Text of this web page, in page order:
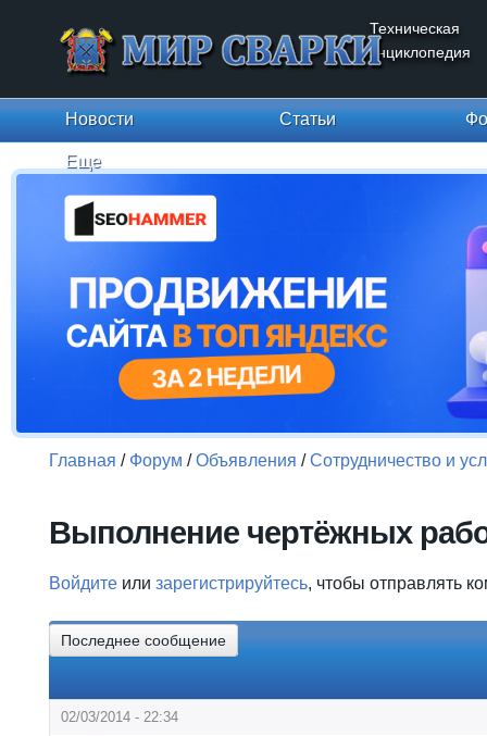
Техническая
энциклопедия
Новости Статьи
Еще
Главная / Форум /Объявления /Сотрудничество и
Выполнение чертёжных
Войдите или зарегистрируйтесь, чтобы отправлять
Последнее сообщение
02/03/2014 - 22:34